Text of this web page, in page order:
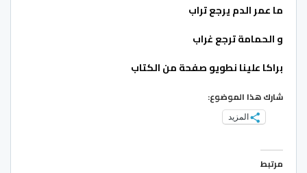
ما عمر الدم يرجع تراب
و الحمامة ترجع غراب
براكا علينا نطويو صفحة من الكتاب
شارك هذا الموضوع:
المزيد
مرتبط